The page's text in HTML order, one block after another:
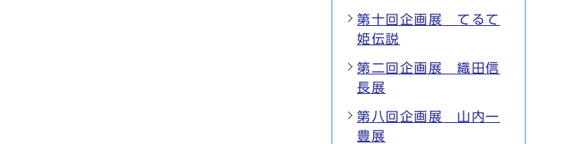
第十回企画展 てるて
姫伝説
第二回企画展 織田信
長展
第八回企画展 山内一
豊展